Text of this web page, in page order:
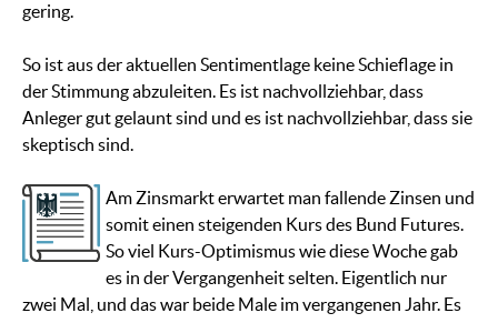
gering.
So ist aus der aktuellen Sentimentlage keine Schieflage in
der Stimmung abzuleiten. Es ist nachvollziehbar, dass
Anleger gut gelaunt sind und es ist nachvollziehbar, dass sie
skeptisch sind.
Am Zinsmarkt erwartet man fallende Zinsen und
somit einen steigenden Kurs des Bund Futures.
So viel Kurs-Optimismus wie diese Woche gab
es in der Vergangenheit selten. Eigentlich nur
zwei Mal, und das war beide Male im vergangenen Jahr. Es